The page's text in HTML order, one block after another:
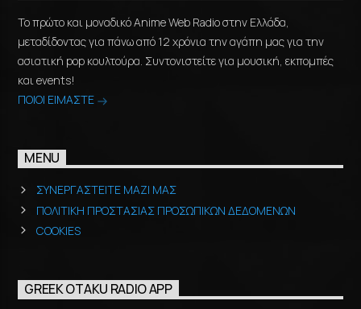
Το πρώτο και μοναδικό Anime Web Radio στην Ελλάδα,
μεταδίδοντας για πάνω από 12 χρόνια την αγάπη μας για την
ασιατική pop κουλτούρα. Συντονιστείτε για μουσική, εκπομπές
και events!
ΠΟΙΟΙ ΕΙΜΑΣΤΕ
MENU
ΣΥΝΕΡΓΑΣΤΕΙΤΕ ΜΑΖΙ ΜΑΣ
ΠΟΛΙΤΙΚΗ ΠΡΟΣΤΑΣΙΑΣ ΠΡΟΣΩΠΙΚΩΝ ΔΕΔΟΜΕΝΩΝ
COOKIES
GREEK OTAKU RADIO APP